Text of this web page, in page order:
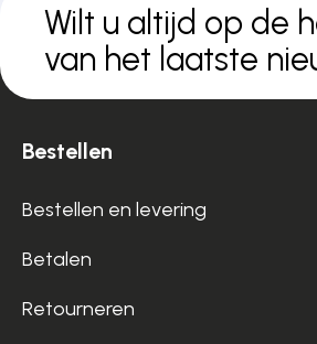
Wilt u altijd op de
van het laatste
Bestellen
Bestellen en levering
Betalen
Retourneren